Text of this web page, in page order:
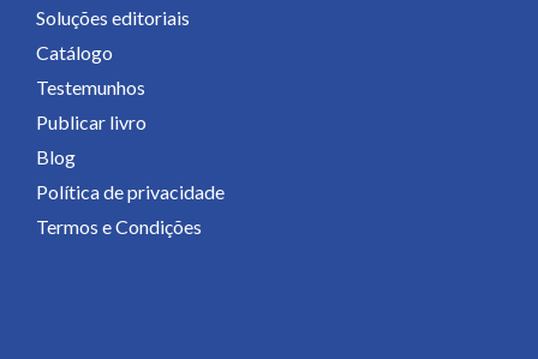
Soluções editoriais
Catálogo
Testemunhos
Publicar livro
Blog
Política de privacidade
Termos e Condições